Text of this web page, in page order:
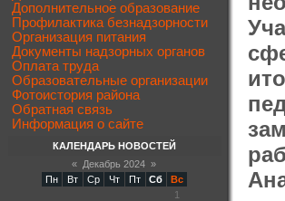
Дополнительное образование
Профилактика безнадзорности
Организация питания
Документы надзорных органов
Оплата труда
Образовательные организации
Фотоистория района
Обратная связь
Информация о сайте
КАЛЕНДАРЬ НОВОСТЕЙ
« Декабрь 2024 »
Пн
Вт Ср Чт Пт Сб
Вс
1